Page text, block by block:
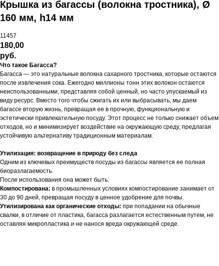
Крышка из багассы (волокна тростника), Ø
160 мм, h14 мм
11457
180,00
руб.
Что такое Багасса?
Багасса — это натуральные волокна сахарного тростника, которые остаются
после извлечения сока. Ежегодно миллионы тонн этих волокон остаются
неиспользованными, представляя собой ценный, но часто упускаемый из
виду ресурс. Вместо того чтобы сжигать их или выбрасывать, мы даем
багассе вторую жизнь, превращая ее в прочную, функциональную и
эстетически привлекательную посуду. Этот процесс не только снижает объем
отходов, но и минимизирует воздействие на окружающую среду, предлагая
устойчивую альтернативу традиционным материалам.
Утилизация: возвращение в природу без следа
Одним из ключевых преимуществ посуды из багассы является ее полная
биоразлагаемость.
После использования она может быть:
Компостирована: в промышленных условиях компостирование занимает от
30 до 90 дней, превращая посуду в ценное удобрение для почвы.
Утилизирована как органические отходы: при попадании на обычные
свалки, в отличие от пластика, багасса разлагается естественным путем, не
оставляя микропластика и не нанося вреда окружающей среде.